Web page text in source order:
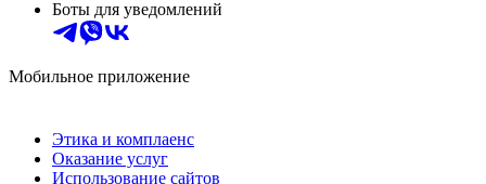
Боты для уведомлений
Мобильное приложение
Этика и комплаенс
Оказание услуг
Использование сайтов